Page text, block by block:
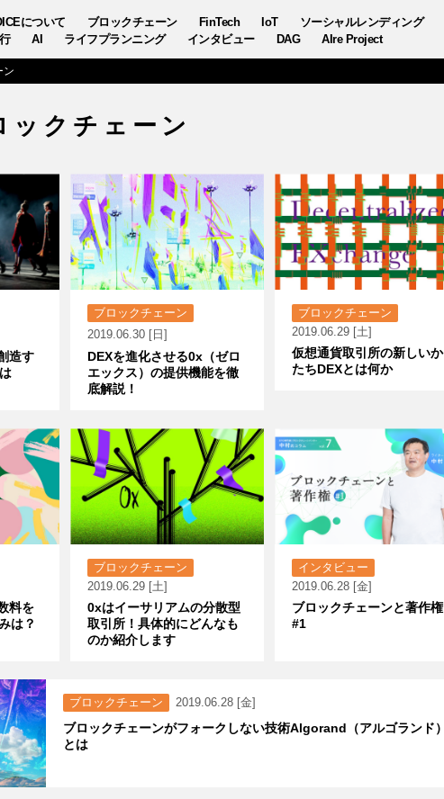
について ブロックチェーン FinTech IoT ソーシャルレンディング
AI ライフプランニング インタビュー DAG AIre Project
ン
ックチェーン
造す
ブロックチェーン
2019.06.30 [日]
DEXを進化させる0x（ゼロ
エックス）の提供機能を徹
底解説！
ブロックチェーン
2019.06.29 [土]
仮想通貨取引所の新しいか
たちDEXとは何か
料を
は？
ブロックチェーン
2019.06.29 [土]
0xはイーサリアムの分散型
取引所！具体的にどんなも
のか紹介します
インタビュー
2019.06.28 [金]
ブロックチェーンと著作権
#1
ブロックチェーン 2019.06.28 [金]
ブロックチェーンがフォークしない技術Algorand（アルゴランド）
とは